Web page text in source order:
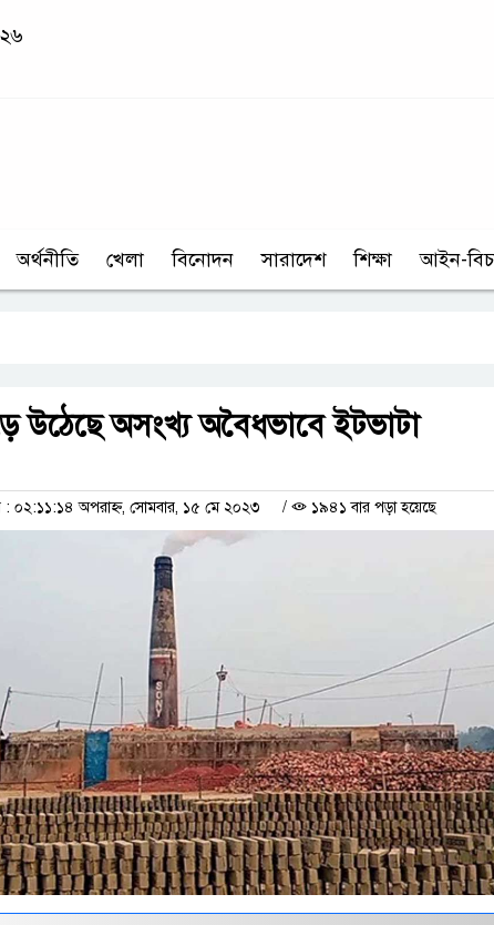
অর্থনীতি খেলা বিনোদন সারাদেশ শিক্ষা আইন-
উঠেছে অসংখ্য অবৈধভাবে ইটভাটা
০২:১১:১৪ অপরাহ্ন, সোমবার, ১৫ মে ২০২৩ / ১৯৪১ বার পড়া হয়েছে